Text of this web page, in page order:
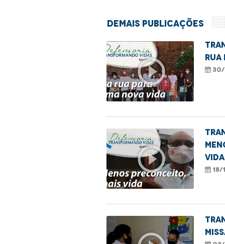
Demais Publicações
play_circle_outline
rua
30/
play_circle_outline 18/